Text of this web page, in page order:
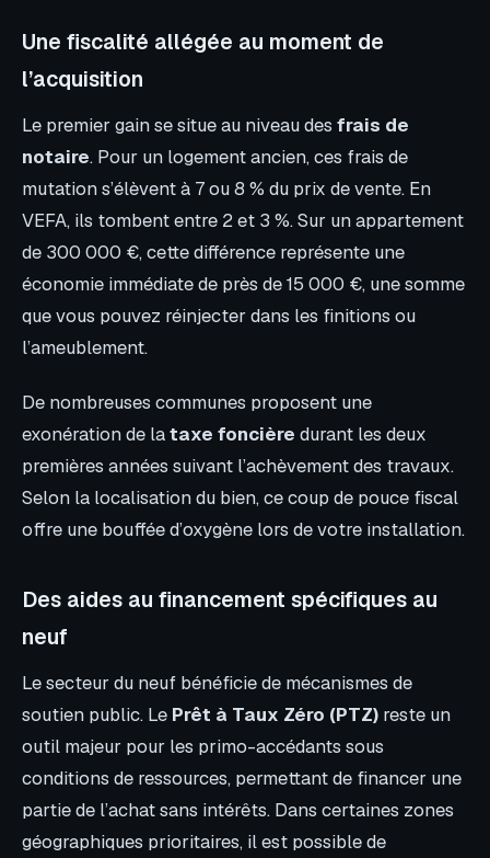
Une fiscalité allégée au moment de
l’acquisition
Le premier gain se situe au niveau des frais de
notaire. Pour un logement ancien, ces frais de
mutation s’élèvent à 7 ou 8 % du prix de vente. En
VEFA, ils tombent entre 2 et 3 %. Sur un appartement
de 300 000 €, cette différence représente une
économie immédiate de près de 15 000 €, une somme
que vous pouvez réinjecter dans les finitions ou
l’ameublement.
De nombreuses communes proposent une
exonération de lataxe foncière durant les deux
premières années suivant l’achèvement des travaux.
Selon la localisation du bien, ce coup de pouce fiscal
offre une bouffée d’oxygène lors de votre installation.
Des aides au financement spécifiques au
neuf
Le secteur du neuf bénéficie de mécanismes de
soutien public. Le Prêt à Taux Zéro (PTZ) reste un
outil majeur pour les primo-accédants sous
conditions de ressources, permettant de financer une
partie de l’achat sans intérêts. Dans certaines zones
géographiques prioritaires, il est possible de